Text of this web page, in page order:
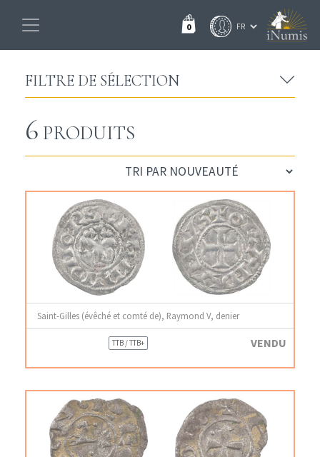
0
FILTRE DE SÉLECTION
6 PRODUITS
Saint-Gilles (évêché et comté de), Raymond V, denier
TTB / TTB+ VENDU